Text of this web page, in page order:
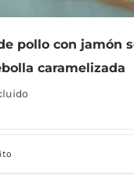
pollo con jamón
caramelizada